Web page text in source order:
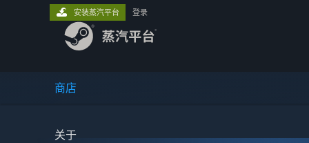
商店
关于
安装蒸汽平台 登录